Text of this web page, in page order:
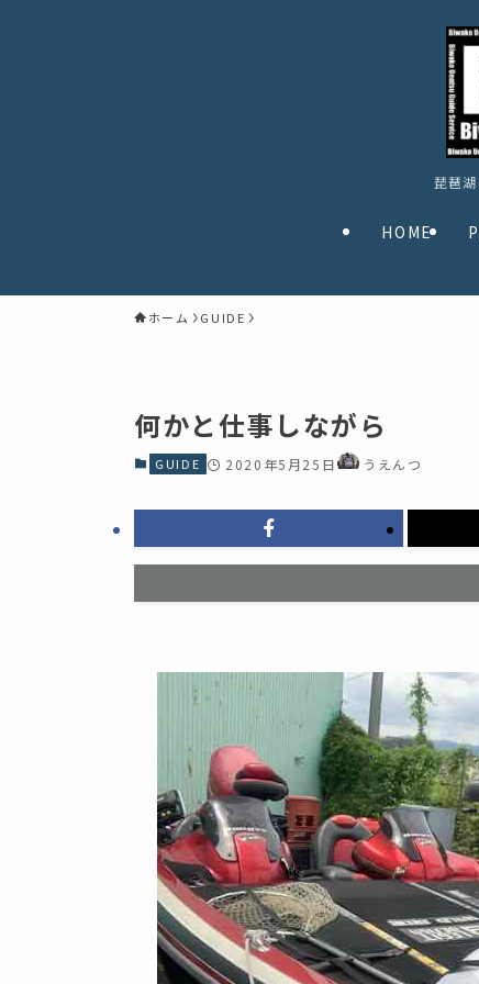
琵琶
HOME
ホーム GUIDE
何かと仕事しながら
GUIDE 2020年5月25日 うえんつ